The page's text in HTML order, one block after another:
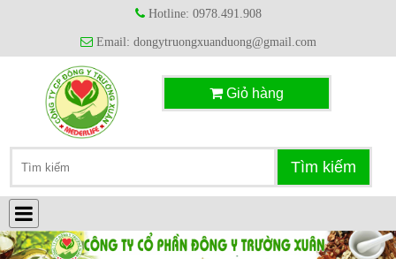
Hotline: 0978.491.908
Email: dongytruongxuanduong@gmail.com
Giỏ hàng